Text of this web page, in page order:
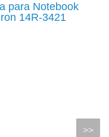
para Notebook
14R-3421